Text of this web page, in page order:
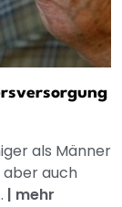
als Männer
aber auch
| mehr